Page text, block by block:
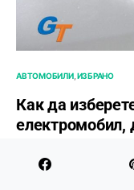
АВТОМОБИЛИ ИЗБРАНО
Как да
електромобил,
партидата